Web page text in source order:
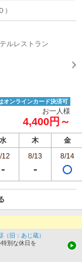
ルレストラン
オンラインカード決済可
お一人様
4,400円～
水 木
金
12 8/13 8/14
ェイ等）
旧：あじ蔵）
別な休日を